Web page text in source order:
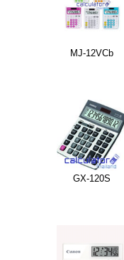
MJ-12VCb
GX-120S